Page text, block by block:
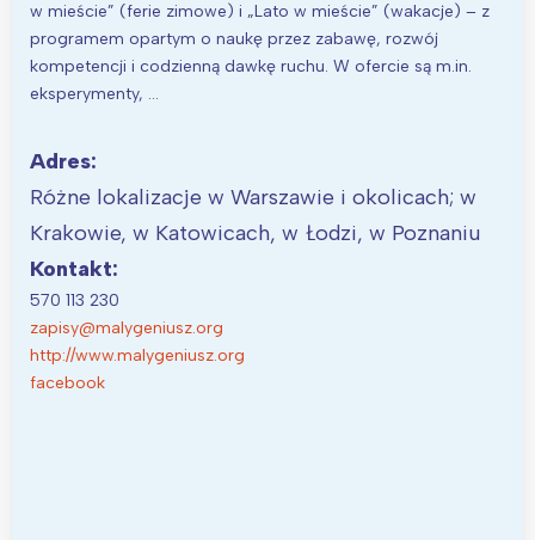
w mieście” (ferie zimowe) i „Lato w mieście” (wakacje) – z
programem opartym o naukę przez zabawę, rozwój
kompetencji i codzienną dawkę ruchu. W ofercie są m.in.
eksperymenty, …
Adres:
Różne lokalizacje w Warszawie i okolicach; w
Krakowie, w Katowicach, w Łodzi, w Poznaniu
Kontakt:
570 113 230
zapisy@malygeniusz.org
http://www.malygeniusz.org
facebook